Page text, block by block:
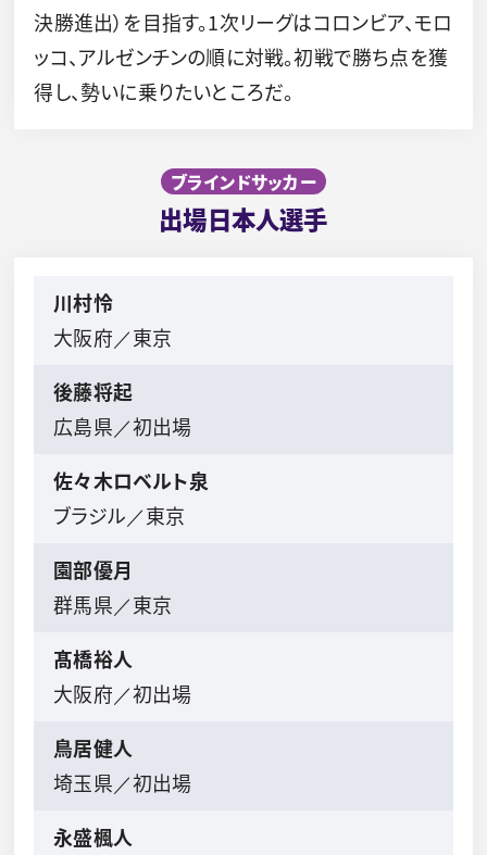
決勝進出）を目指す。1次リーグはコロンビア、モロ
ッコ、アルゼンチンの順に対戦。初戦で勝ち点を獲
得し、勢いに乗りたいところだ。
ブラインドサッカー
出場日本人選手
川村怜
大阪府／東京
後藤将起
広島県／初出場
佐々木ロベルト泉
ブラジル／東京
園部優月
群馬県／東京
髙橋裕人
大阪府／初出場
鳥居健人
埼玉県／初出場
永盛楓人